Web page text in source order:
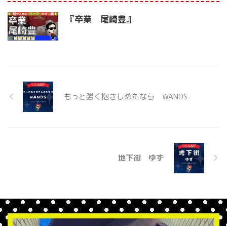
『卒業 尾崎豊』
もっと強く抱きしめたなら WANDS
地下街 ゆず